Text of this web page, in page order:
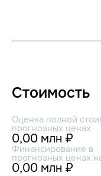
Стоимость
Оценка полной
прогнозных ценах
0,00 млн ₽
Финансирование в
прогнозных ценах
0,00 млн ₽